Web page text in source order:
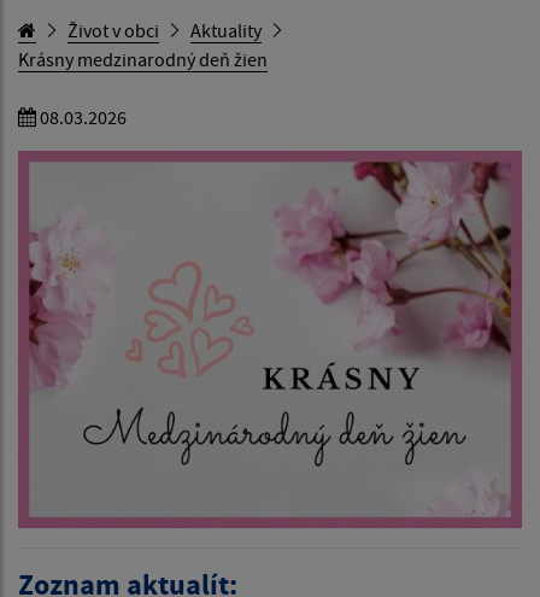
Život v obci
Aktuality
Krásny medzinarodný deň žien
08.03.2026
Zoznam aktualít: